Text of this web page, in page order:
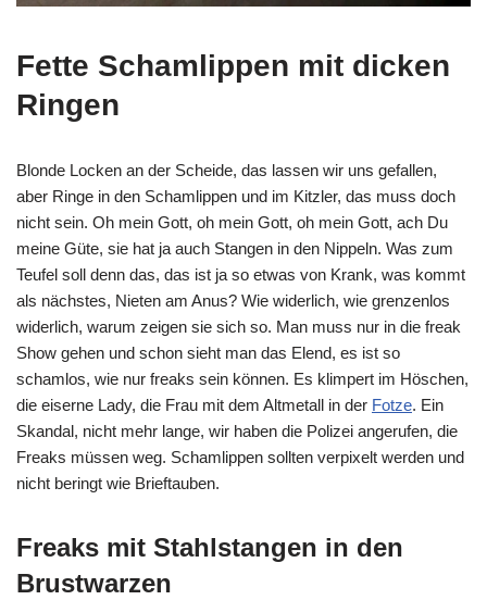
Fette Schamlippen mit dicken
Ringen
Blonde Locken an der Scheide, das lassen wir uns gefallen,
aber Ringe in den Schamlippen und im Kitzler, das muss doch
nicht sein. Oh mein Gott, oh mein Gott, oh mein Gott, ach Du
meine Güte, sie hat ja auch Stangen in den Nippeln. Was zum
Teufel soll denn das, das ist ja so etwas von Krank, was kommt
als nächstes, Nieten am Anus? Wie widerlich, wie grenzenlos
widerlich, warum zeigen sie sich so. Man muss nur in die freak
Show gehen und schon sieht man das Elend, es ist so
schamlos, wie nur freaks sein können. Es klimpert im Höschen,
die eiserne Lady, die Frau mit dem Altmetall in der Fotze. Ein
Skandal, nicht mehr lange, wir haben die Polizei angerufen, die
Freaks müssen weg. Schamlippen sollten verpixelt werden und
nicht beringt wie Brieftauben.
Freaks mit Stahlstangen in den
Brustwarzen